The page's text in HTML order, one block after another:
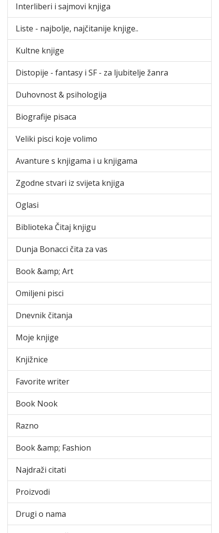
Interliberi i sajmovi knjiga
Liste - najbolje, najčitanije knjige..
Kultne knjige
Distopije - fantasy i SF - za ljubitelje žanra
Duhovnost & psihologija
Biografije pisaca
Veliki pisci koje volimo
Avanture s knjigama i u knjigama
Zgodne stvari iz svijeta knjiga
Oglasi
Biblioteka Čitaj knjigu
Dunja Bonacci čita za vas
Book &amp; Art
Omiljeni pisci
Dnevnik čitanja
Moje knjige
Knjižnice
Favorite writer
Book Nook
Razno
Book &amp; Fashion
Najdraži citati
Proizvodi
Drugi o nama